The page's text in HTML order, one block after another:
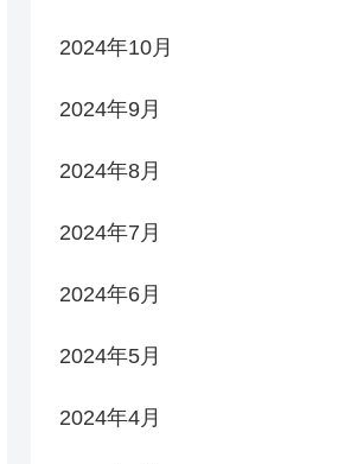
2024年10月
2024年9月
2024年8月
2024年7月
2024年6月
2024年5月
2024年4月